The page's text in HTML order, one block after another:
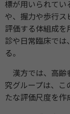
標が用いられてい
や、握力や歩行ス
評価する体組成を
診や日常臨床では
る。
漢方では、高齢
究グループは、こ
たな評価尺度を作